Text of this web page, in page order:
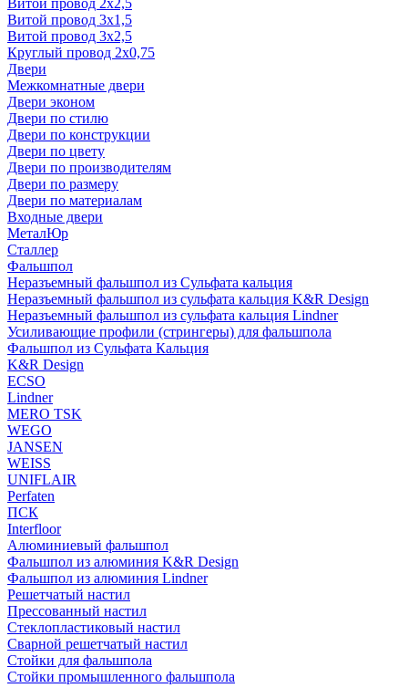
Витой провод 2x2,5
Витой провод 3x1,5
Витой провод 3x2,5
Круглый провод 2x0,75
Двери
Межкомнатные двери
Двери эконом
Двери по стилю
Двери по конструкции
Двери по цвету
Двери по производителям
Двери по размеру
Двери по материалам
Входные двери
МеталЮр
Сталлер
Фальшпол
Неразъемный фальшпол из Сульфата кальция
Неразъемный фальшпол из сульфата кальция K&R Design
Неразъемный фальшпол из сульфата кальция Lindner
Усиливающие профили (стрингеры) для фальшпола
Фальшпол из Сульфата Кальция
K&R Design
ECSO
Lindner
MERO TSK
WEGO
JANSEN
WEISS
UNIFLAIR
Perfaten
ПСК
Interfloor
Алюминиевый фальшпол
Фальшпол из алюминия K&R Design
Фальшпол из алюминия Lindner
Решетчатый настил
Прессованный настил
Стеклопластиковый настил
Сварной решетчатый настил
Стойки для фальшпола
Стойки промышленного фальшпола